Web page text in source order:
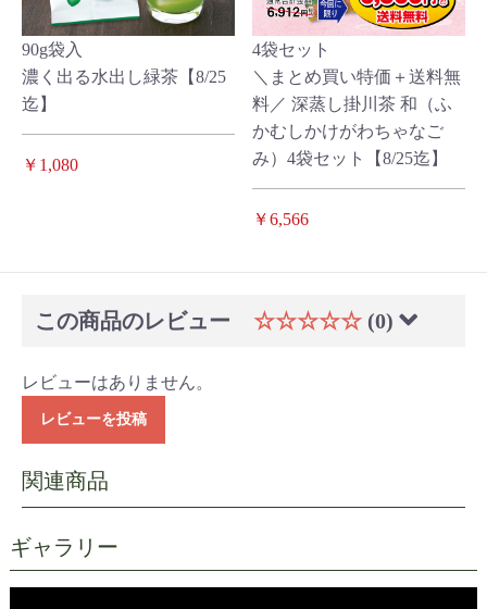
90g袋入
濃く出る水出し緑茶【8/25
迄】
￥1,080
4袋セット
＼まとめ買い特価＋送料無
料／ 深蒸し掛川茶 和（ふ
かむしかけがわちゃなご
み）4袋セット【8/25迄】
￥6,566
この商品のレビュー ☆☆☆☆☆ (0)
レビューはありません。
レビューを投稿
ギャラリー